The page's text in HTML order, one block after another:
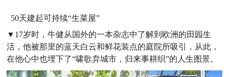
50天建起可持续“生菜屋”
▼17岁时，牛健从国外的一本杂志中了解到欧洲的田园生
活，他被那里的蓝天白云和鲜花装点的庭院所吸引，从此，
在他心中也埋下了“啸歌弃城市，归来事耕织”的人生图景。